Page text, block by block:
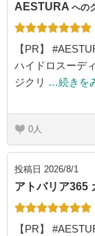
AESTURA への
【PR】
ハイドロスーデ
ジクリ …続きを
0
投稿日 2026/8/1
アトバリア365
【PR】